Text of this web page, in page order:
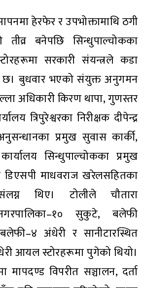
हेरफेर र उपभोक्तामाथि ठगी
तीव्र बनेपछि सिन्धुपाल्चोकका
सरकारी संयन्त्रले कडा
बुधवार भएको संयुक्त अनुगमन
अधिकारी किरण थापा, गुणस्तर
त्रिपुरेश्वरका निरीक्षक दीपेन्द्र
अनुसन्धानका प्रमुख सुवास कार्की,
सिन्धुपाल्चोकका प्रमुख
र डिएसपी माधवराज खरेलसहितका
थिए। टोलीले चौतारा
सुकुटे, बलेफी
अंधेरी र सानीटारस्थित
आयल स्टोरहरूमा पुगेको थियो।
विपरीत सञ्चालन, दर्ता